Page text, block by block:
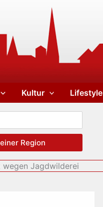
Kultur Lifestyle
Region
Jagdwilderei